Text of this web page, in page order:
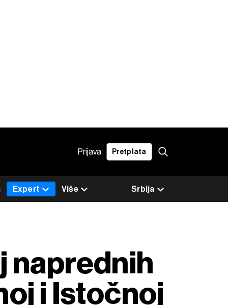
Prijava Pretplata
Srbija
Expert Više
naprednih
i Istočnoj